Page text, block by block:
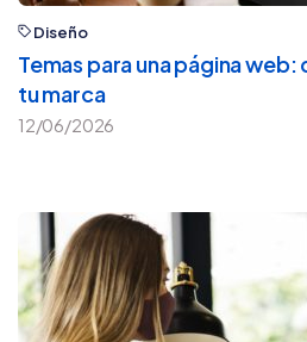
Diseño
Temas para una página
tu marca
12/06/2026